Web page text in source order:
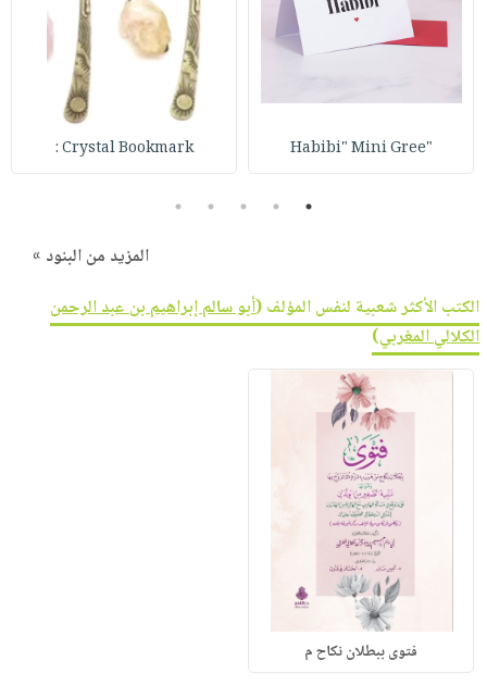
أطفال
فيديوهات
أسئلة
طرحها
خدمات
نيل
تواصل
معنا
عربة
الإصدارات
"Habibi" Mini Gree
Crystal Bookmark :
1
2
3
4
5
المزيد من البنود »
الكتب الأكثر شعبية لنفس المؤلف (أبو سالم إبراهيم بن عبد الرحمن
الكلالي المغربي)
فتوى ببطلان نكاح م